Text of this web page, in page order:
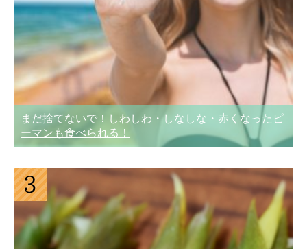
まだ捨てないで！しわしわ・しなしな・赤くなったピ
ーマンも食べられる！